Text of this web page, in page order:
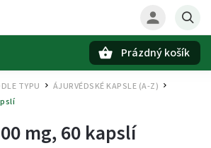
Prázdný košík
TYPU ÁJURVÉDSKÉ KAPSLE (A-Z) /
mg, 60 kapslí